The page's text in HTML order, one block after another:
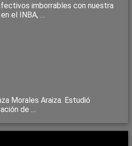
imborrables con nuestra
el INBA, …
Morales Araiza. Estudió
de …